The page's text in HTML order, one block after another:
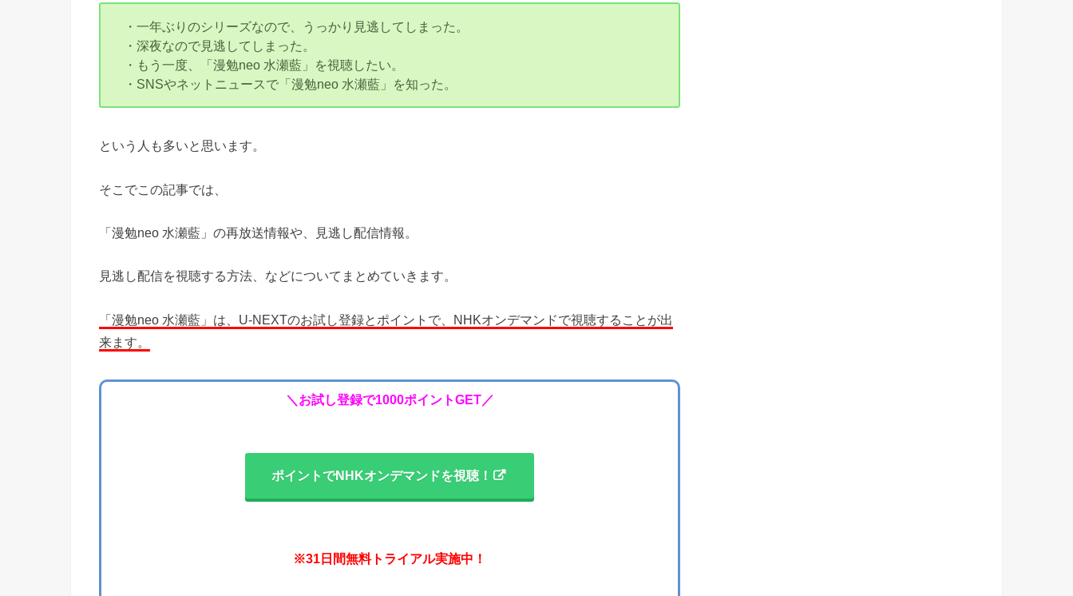
・一年ぶりのシリーズなので、うっかり見逃してしまった。
・深夜なので見逃してしまった。
・もう一度、「漫勉neo 水瀬藍」を視聴したい。
・SNSやネットニュースで「漫勉neo 水瀬藍」を知った。
という人も多いと思います。
そこでこの記事では、
「漫勉neo 水瀬藍」の再放送情報や、見逃し配信情報。
見逃し配信を視聴する方法、などについてまとめていきます。
「漫勉neo 水瀬藍」は、U-NEXTのお試し登録とポイントで、NHKオンデマンドで視聴することが出
来ます。
＼お試し登録で1000ポイントGET／
ポイントでNHKオンデマンドを視聴！
※31日間無料トライアル実施中！